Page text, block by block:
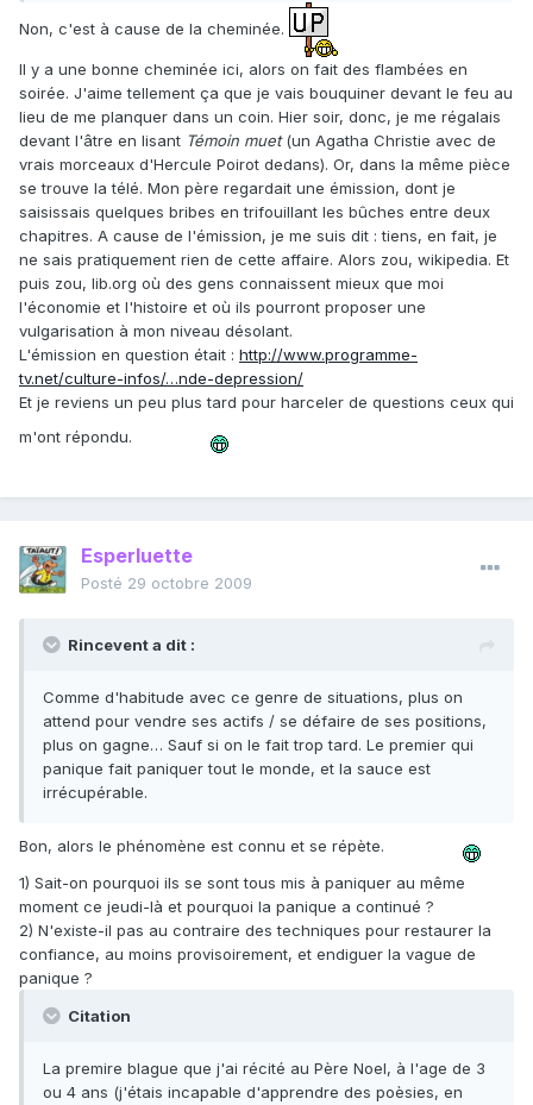
Non, c'est à cause de la cheminée.
Il y a une bonne cheminée ici, alors on fait des flambées en
soirée. J'aime tellement ça que je vais bouquiner devant le feu au
lieu de me planquer dans un coin. Hier soir, donc, je me régalais
devant l'âtre en lisant Témoin muet(un Agatha Christie avec de
vrais morceaux d'Hercule Poirot dedans). Or, dans la même pièce
se trouve la télé. Mon père regardait une émission, dont je
saisissais quelques bribes en trifouillant les bûches entre deux
chapitres. A cause de l'émission, je me suis dit : tiens, en fait, je
ne sais pratiquement rien de cette affaire. Alors zou, wikipedia. Et
puis zou, lib.org où des gens connaissent mieux que moi
l'économie et l'histoire et où ils pourront proposer une
vulgarisation à mon niveau désolant.
L'émission en question était : http://www.programme-
tv.net/culture-infos/…nde-depression/
Et je reviens un peu plus tard pour harceler de questions ceux qui
m'ont répondu.
Esperluette
Posté 29 octobre 2009
Rincevent a dit :
Comme d'habitude avec ce genre de situations, plus on
attend pour vendre ses actifs / se défaire de ses positions,
plus on gagne… Sauf si on le fait trop tard. Le premier qui
panique fait paniquer tout le monde, et la sauce est
irrécupérable.
Bon, alors le phénomène est connu et se répète.
1) Sait-on pourquoi ils se sont tous mis à paniquer au même
moment ce jeudi-là et pourquoi la panique a continué ?
2) N'existe-il pas au contraire des techniques pour restaurer la
confiance, au moins provisoirement, et endiguer la vague de
panique ?
Citation
La premire blague que j'ai récité au Père Noel, à l'age de 3
ou 4 ans (j'étais incapable d'apprendre des poèsies, en